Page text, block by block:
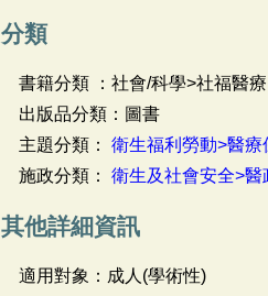
分類
書籍分類 ：社會/科學>社福醫療
出版品分類：圖書
主題分類： 衛生福利勞動>醫療
施政分類： 衛生及社會安全>醫
其他詳細資訊
適用對象：成人(學術性)